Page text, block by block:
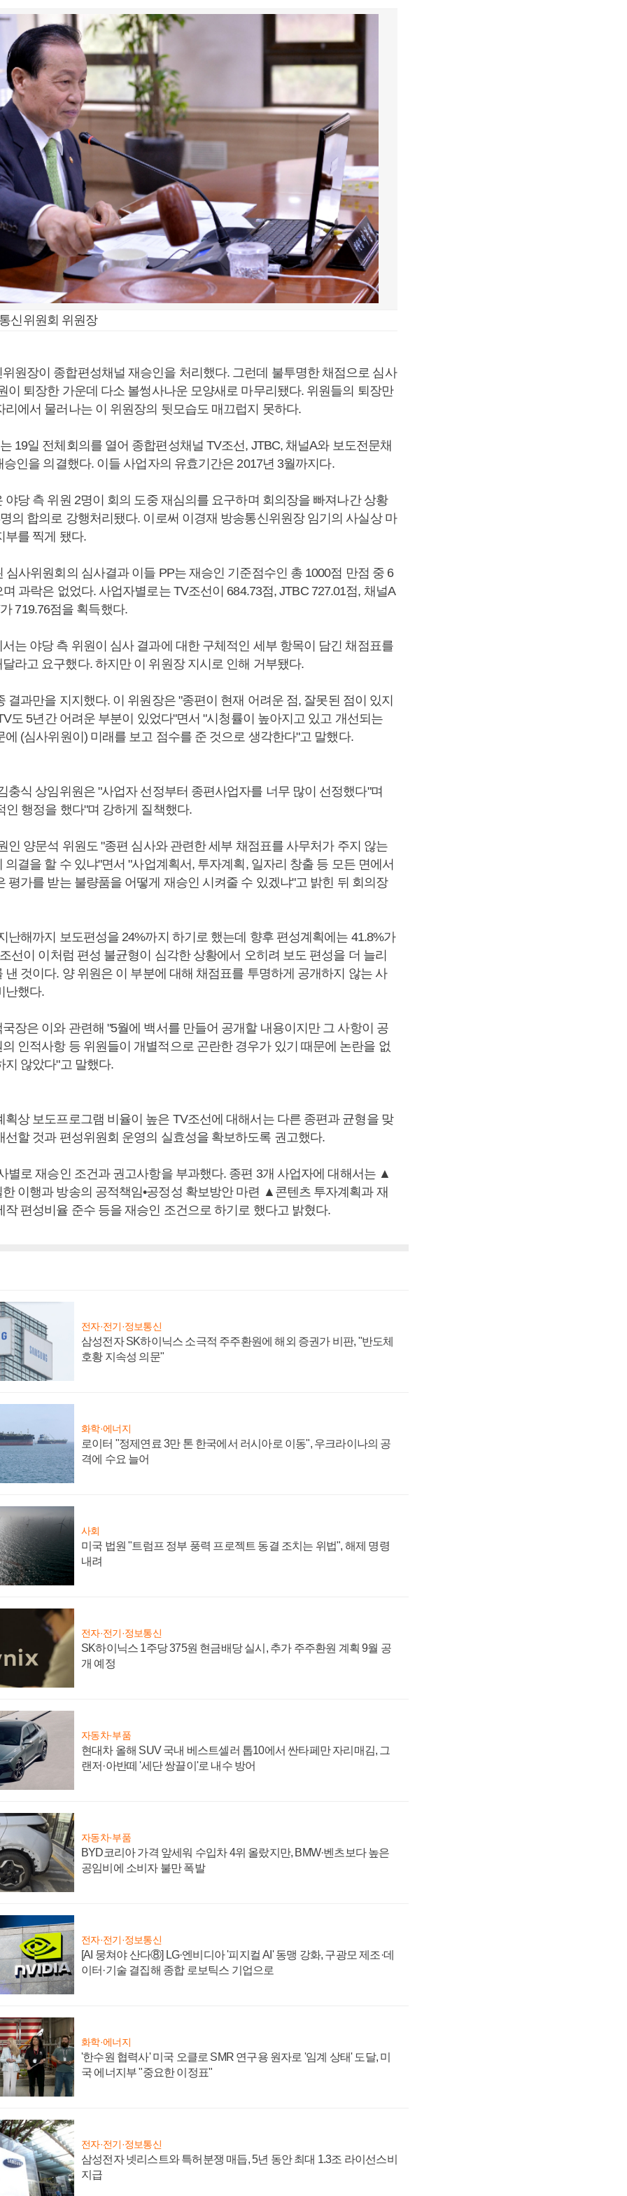
신위원회 위원장
원장이 종합편성채널 재승인을 처리했다. 그런데 불투명한 채점으로 심사
이 퇴장한 가운데 다소 볼썽사나운 모양새로 마무리됐다. 위원들의 퇴장만
리에서 물러나는 이 위원장의 뒷모습도 매끄럽지 못하다.
19일 전체회의를 열어 종합편성채널 TV조선, JTBC, 채널A와 보도전문채
승인을 의결했다. 이들 사업자의 유효기간은 2017년 3월까지다.
야당 측 위원 2명이 회의 도중 재심의를 요구하며 회의장을 빠져나간 상황
의 합의로 강행처리됐다. 이로써 이경재 방송통신위원장 임기의 사실상 마
부를 찍게 됐다.
심사위원회의 심사결과 이들 PP는 재승인 기준점수인 총 1000점 만점 중 6
과락은 없었다. 사업자별로는 TV조선이 684.73점, JTBC 727.01점, 채널A
719.76점을 획득했다.
는 야당 측 위원이 심사 결과에 대한 구체적인 세부 항목이 담긴 채점표를
라고 요구했다. 하지만 이 위원장 지시로 인해 거부됐다.
결과만을 지지했다. 이 위원장은 "종편이 현재 어려운 점, 잘못된 점이 있지
도 5년간 어려운 부분이 있었다"면서 "시청률이 높아지고 있고 개선되는
에 (심사위원이) 미래를 보고 점수를 준 것으로 생각한다"고 말했다.
충식 상임위원은 "사업자 선정부터 종편사업자를 너무 많이 선정했다"며
인 행정을 했다"며 강하게 질책했다.
인 양문석 위원도 "종편 심사와 관련한 세부 채점표를 사무처가 주지 않는
의결을 할 수 있냐"면서 "사업계획서, 투자계획, 일자리 창출 등 모든 면에서
평가를 받는 불량품을 어떻게 재승인 시켜줄 수 있겠냐"고 밝힌 뒤 회의장
난해까지 보도편성을 24%까지 하기로 했는데 향후 편성계획에는 41.8%가
선이 이처럼 편성 불균형이 심각한 상황에서 오히려 보도 편성을 더 늘리
낸 것이다. 양 위원은 이 부분에 대해 채점표를 투명하게 공개하지 않는 사
난했다.
장은 이와 관련해 "5월에 백서를 만들어 공개할 내용이지만 그 사항이 공
인적사항 등 위원들이 개별적으로 곤란한 경우가 있기 때문에 논란을 없
지 않았다"고 말했다.
획상 보도프로그램 비율이 높은 TV조선에 대해서는 다른 종편과 균형을 맞
선할 것과 편성위원회 운영의 실효성을 확보하도록 권고했다.
별로 재승인 조건과 권고사항을 부과했다. 종편 3개 사업자에 대해서는 ▲
이행과 방송의 공적책임•공정성 확보방안 마련 ▲콘텐츠 투자계획과 재
작 편성비율 준수 등을 재승인 조건으로 하기로 했다고 밝혔다.
전자·전기·정보통신
삼성전자 SK하이닉스 소극적 주주환원에 해외 증권가 비판, "반도체
호황 지속성 의문"
화학·에너지
로이터 "정제연료 3만 톤 한국에서 러시아로 이동", 우크라이나의 공
격에 수요 늘어
사회
미국 법원 "트럼프 정부 풍력 프로젝트 동결 조치는 위법", 해제 명령
내려
전자·전기·정보통신
SK하이닉스 1주당 375원 현금배당 실시, 추가 주주환원 계획 9월 공
개 예정
자동차·부품
현대차 올해 SUV 국내 베스트셀러 톱10에서 싼타페만 자리매김, 그
랜저·아반떼 '세단 쌍끌이'로 내수 방어
자동차·부품
BYD코리아 가격 앞세워 수입차 4위 올랐지만, BMW·벤츠보다 높은
공임비에 소비자 불만 폭발
전자·전기·정보통신
[AI 뭉쳐야 산다⑧] LG·엔비디아 '피지컬 AI' 동맹 강화, 구광모 제조·데
이터·기술 결집해 종합 로보틱스 기업으로
화학·에너지
'한수원 협력사' 미국 오클로 SMR 연구용 원자로 '임계 상태' 도달, 미
국 에너지부 "중요한 이정표"
전자·전기·정보통신
삼성전자 넷리스트와 특허분쟁 매듭, 5년 동안 최대 1.3조 라이선스비
지급